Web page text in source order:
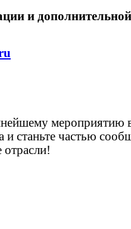
и дополнительной
мероприятию
и станьте частью